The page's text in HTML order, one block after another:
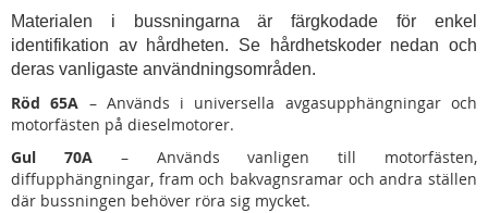
Materialen i bussningarna är färgkodade för enkel
identifikation av hårdheten. Se hårdhetskoder nedan och
deras vanligaste användningsområden.
Röd 65A – Används i universella avgasupphängningar och
motorfästen på dieselmotorer.
Gul 70A– Används vanligen till motorfästen,
diffupphängningar, fram och bakvagnsramar och andra ställen
där bussningen behöver röra sig mycket.